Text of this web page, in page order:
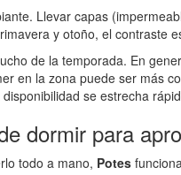
Llevar capas
y otoño, el contraste
de la temporada. En
en la zona puede ser más
se estrecha
dormir para
todo a mano, Potes